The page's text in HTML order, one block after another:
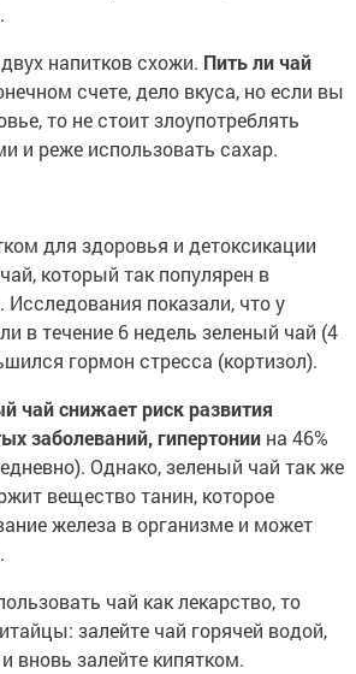
напитков схожи. Пить ли чай
счете, дело вкуса, но если вы
то не стоит злоупотреблять
и реже использовать сахар.
для здоровья и детоксикации
который так популярен в
Исследования показали, что у
в течение 6 недель зеленый чай (4
гормон стресса (кортизол).
чай снижает риск развития
заболеваний, гипертонии на 46%
Однако, зеленый чай так же
вещество танин, которое
железа в организме и может
чай как лекарство, то
залейте чай горячей водой,
вновь залейте кипятком.